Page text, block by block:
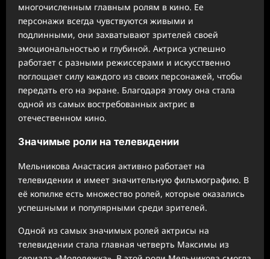
многочисленным главным ролям в кино. Ее
персонажи всегда чувствуются живыми и
подлинными, они захватывают зрителей своей
эмоциональностью и глубиной. Актриса успешно
работает с разными режиссерами и искусственно
поглощает силу каждого из своих персонажей, чтобы
передать его на экране. Благодаря этому она стала
одной из самых востребованных актрис в
отечественном кино.
Значимые роли на телевидении
Мельникова Анастасия активно работает на
телевидении и имеет значительную фильмографию. В
её копилке есть множество ролей, которые оказались
успешными и популярными среди зрителей.
Одной из самых значимых ролей актрисы на
телевидении стала главная четверть Максимы из